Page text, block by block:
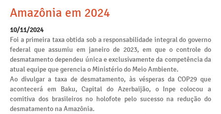
Amazônia em 2024
10/11/2024
Foi a primeira taxa obtida sob a responsabilidade integral do governo
federal que assumiu em janeiro de 2023, em que o controle do
desmatamento dependeu única e exclusivamente da competência da
atual equipe que gerencia o Ministério do Meio Ambiente.
Ao divulgar a taxa de desmatamento, às vésperas da COP29 que
acontecerá em Baku, Capital do Azerbaijão, o Inpe colocou a
comitiva dos brasileiros no holofote pelo sucesso na redução do
desmatamento na Amazônia.